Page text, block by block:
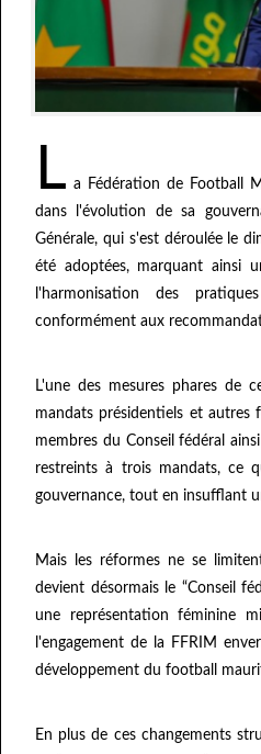
L a Fédération de Football
dans l'évolution de sa
Générale, qui s'est déroulée le
été adoptées, marquant ainsi
l'harmonisation des
conformément aux
L'une des mesures phares de
mandats présidentiels et autres
membres du Conseil fédéral
restreints à trois mandats, ce
gouvernance, tout en insufflant
Mais les réformes ne se
devient désormais le “Conseil
une représentation féminine
l'engagement de la FFRIM
développement du football
En plus de ces changements